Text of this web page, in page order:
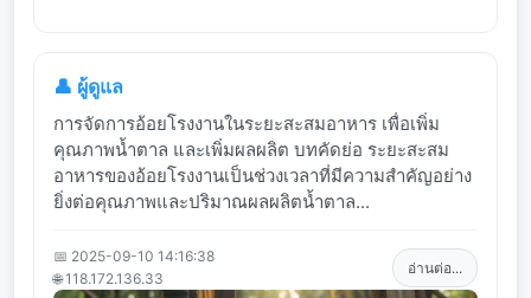
👤 ผู้ดูแล
การจัดการอ้อยโรงงานในระยะสะสมอาหาร เพื่อเพิ่ม
คุณภาพน้ำตาล และเพิ่มผลผลิต บทคัดย่อ ระยะสะสม
อาหารของอ้อยโรงงานเป็นช่วงเวลาที่มีความสำคัญอย่าง
ยิ่งต่อคุณภาพและปริมาณผลผลิตน้ำตาล...
📅 2025-09-10 14:16:38
🌐 118.172.136.33
อ่านต่อ...